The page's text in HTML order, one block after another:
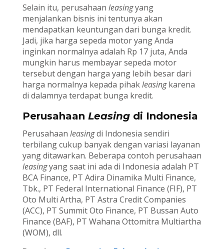
Selain itu, perusahaan leasingyang
menjalankan bisnis ini tentunya akan
mendapatkan keuntungan dari bunga kredit.
Jadi, jika harga sepeda motor yang Anda
inginkan normalnya adalah Rp 17 juta, Anda
mungkin harus membayar sepeda motor
tersebut dengan harga yang lebih besar dari
harga normalnya kepada pihakleasingkarena
di dalamnya terdapat bunga kredit.
Perusahaan Leasingdi Indonesia
Perusahaan leasingdi Indonesia sendiri
terbilang cukup banyak dengan variasi layanan
yang ditawarkan. Beberapa contoh perusahaan
leasingyang saat ini ada di Indonesia adalah PT
BCA Finance, PT Adira Dinamika Multi Finance,
Tbk., PT Federal International Finance (FIF), PT
Oto Multi Artha, PT Astra Credit Companies
(ACC), PT Summit Oto Finance, PT Bussan Auto
Finance (BAF), PT Wahana Ottomitra Multiartha
(WOM), dll.